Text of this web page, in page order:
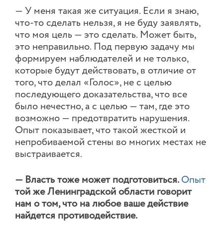
— У меня такая же ситуация. Если я знаю,
что-то сделать нельзя, я не буду заявлять,
что моя цель — это сделать. Может быть,
это неправильно. Под первую задачу мы
формируем наблюдателей и не только,
которые будут действовать, в отличие от
того, что делал «Голос», не с целью
последующего доказательства, что все
было нечестно, а с целью — там, где это
возможно — предотвратить нарушения.
Опыт показывает, что такой жесткой и
непробиваемой стены во многих местах не
выстраивается.
— Власть тоже может подготовиться. Опыт
той же Ленинградской области говорит
нам о том, что на любое ваше действие
найдется противодействие.